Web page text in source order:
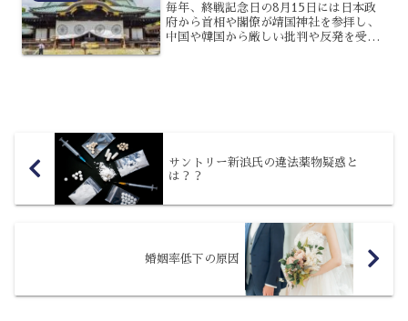
毎年、終戦記念日の8月15日には日本政
府から首相や閣僚が靖国神社を参拝し、
中国や韓国から厳しい批判や反発を受け
サントリー新浪氏の違法薬物疑惑と
は？？
婚姻率低下の原因